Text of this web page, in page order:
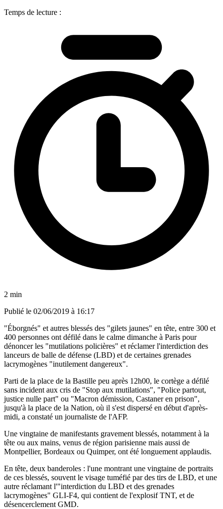
Temps de lecture :
2 min
Publié le 02/06/2019 à 16:17
"Éborgnés" et autres blessés des "gilets jaunes" en tête, entre 300 et
400 personnes ont défilé dans le calme dimanche à Paris pour
dénoncer les "mutilations policières" et réclamer l'interdiction des
lanceurs de balle de défense (LBD) et de certaines grenades
lacrymogènes "inutilement dangereux".
Parti de la place de la Bastille peu après 12h00, le cortège a défilé
sans incident aux cris de "Stop aux mutilations", "Police partout,
justice nulle part" ou "Macron démission, Castaner en prison",
jusqu'à la place de la Nation, où il s'est dispersé en début d'après-
midi, a constaté un journaliste de l'AFP.
Une vingtaine de manifestants gravement blessés, notamment à la
tête ou aux mains, venus de région parisienne mais aussi de
Montpellier, Bordeaux ou Quimper, ont été longuement applaudis.
En tête, deux banderoles : l'une montrant une vingtaine de portraits
de ces blessés, souvent le visage tuméfié par des tirs de LBD, et une
autre réclamant l'"interdiction du LBD et des grenades
lacrymogènes" GLI-F4, qui contient de l'explosif TNT, et de
désencerclement GMD.